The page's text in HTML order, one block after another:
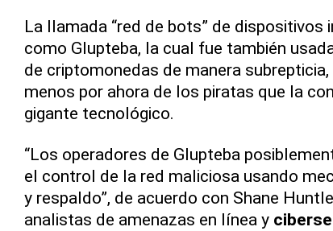
La llamada “red de bots” de
como Glupteba, la cual fue también
de criptomonedas de manera
menos por ahora de los piratas que la
gigante tecnológico.
“Los operadores de Glupteba
el control de la red maliciosa usando
y respaldo”, de acuerdo con Shane
analistas de amenazas en línea y